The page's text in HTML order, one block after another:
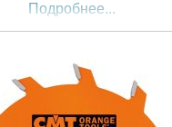
Подробнее...